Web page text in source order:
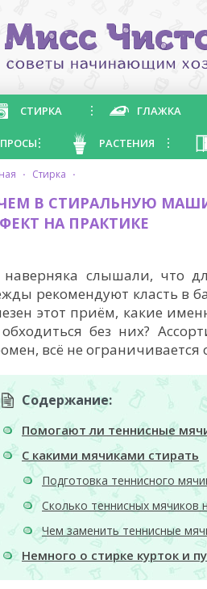
СТИРКА ГЛАЖКА
РАСТЕНИЯ
· стирка ·
В СТИРАЛЬНУЮ
НА ПРАКТИКЕ
слышали, что
рекомендуют класть в
этот приём, какие
без них?
всё не
Содержание:
Помогают ли теннисные
С какими мячиками стирать
Подготовка теннисного
Сколько теннисных мячиков
Чем заменить теннисные
Немного о стирке курток и